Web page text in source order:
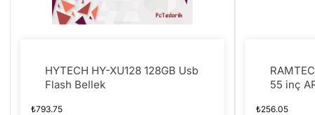
HYTECH HY-XU128 128GB Usb
Flash Bellek
₺793.75
55 inç
₺256.05